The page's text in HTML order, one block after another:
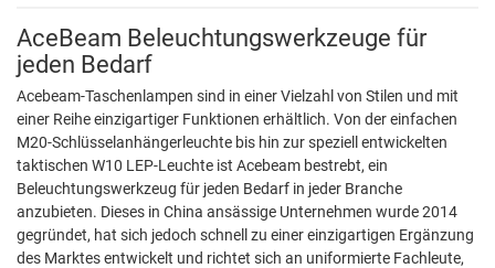
AceBeam Beleuchtungswerkzeuge für
jeden Bedarf
Acebeam-Taschenlampen sind in einer Vielzahl von Stilen und mit
einer Reihe einzigartiger Funktionen erhältlich. Von der einfachen
M20-Schlüsselanhängerleuchte bis hin zur speziell entwickelten
taktischen W10 LEP-Leuchte ist Acebeam bestrebt, ein
Beleuchtungswerkzeug für jeden Bedarf in jeder Branche
anzubieten. Dieses in China ansässige Unternehmen wurde 2014
gegründet, hat sich jedoch schnell zu einer einzigartigen Ergänzung
des Marktes entwickelt und richtet sich an uniformierte Fachleute,